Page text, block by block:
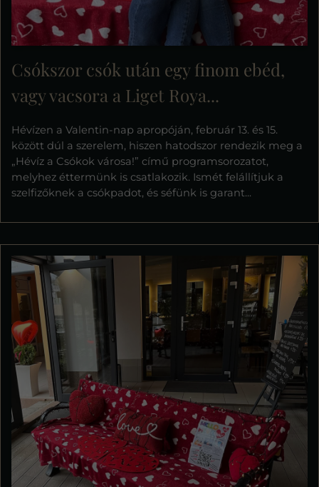
Csókszor csók után egy finom ebéd,
vagy vacsora a Liget Roya...
Hévízen a Valentin-nap apropóján, február 13. és 15.
között dúl a szerelem, hiszen hatodszor rendezik meg a
„Hévíz a Csókok városa!” című programsorozatot,
melyhez éttermünk is csatlakozik. Ismét felállítjuk a
szelfizőknek a csókpadot, és séfünk is garant...